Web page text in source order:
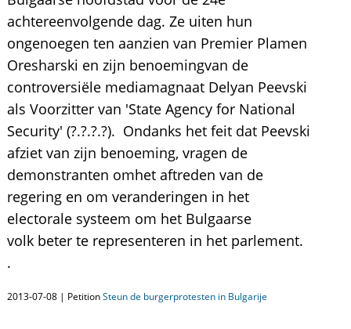
achtereenvolgende dag. Ze uiten hun
ongenoegen ten aanzien van Premier Plamen
Oresharski en zijn benoemingvan de
controversiële mediamagnaat Delyan Peevski
als Voorzitter van 'State Agency for National
Security' (?.?.?.?). Ondanks het feit dat Peevski
afziet van zijn benoeming, vragen de
demonstranten omhet aftreden van de
regering en om veranderingen in het
electorale systeem om het Bulgaarse
volk beter te representeren in het parlement.
.
2013-07-08 | PetitionSteun de burgerprotesten in Bulgarije